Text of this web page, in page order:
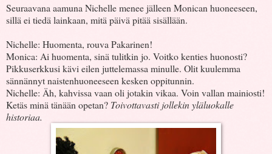
Seuraavana aamuna Nichelle menee jälleen Monican huoneeseen,
sillä ei tiedä lainkaan, mitä päivä pitää sisällään.
Nichelle: Huomenta, rouva Pakarinen!
Monica: Ai huomenta, sinä tulitkin jo. Voitko kenties huonosti?
Pikkuserkkusi kävi eilen juttelemassa minulle. Olit kuulemma
sännännyt naistenhuoneeseen kesken oppitunnin.
Nichelle: Äh, kahvissa vaan oli jotakin vikaa. Voin vallan mainiosti!
Ketäs minä tänään opetan? Toivottavasti jollekin yläluokalle
historiaa.